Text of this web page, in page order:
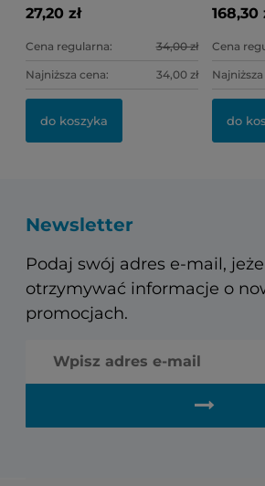
27,20 zł
Cena regularna: 34,00 zł
Najniższa cena: 34,00 zł
do koszyka
168,30
Cena
do
Newsletter
Podaj swój adres e-mail,
otrzymywać informacje o
promocjach.